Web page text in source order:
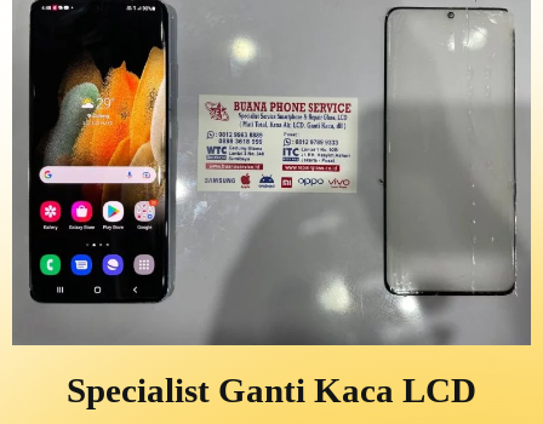
Specialist Ganti Kaca LCD